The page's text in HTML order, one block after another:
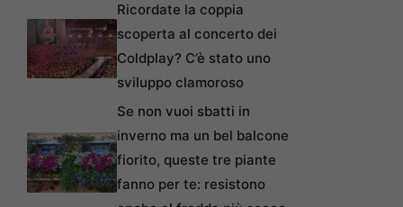
Ricordate la coppia
scoperta al concerto dei
Coldplay? C’è stato uno
sviluppo clamoroso
Se non vuoi sbatti in
inverno ma un bel balcone
fiorito, queste tre piante
fanno per te: resistono